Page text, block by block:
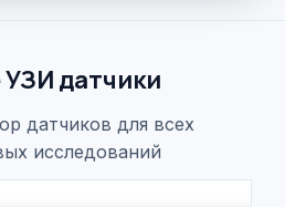
датчики
датчиков для всех
исследований